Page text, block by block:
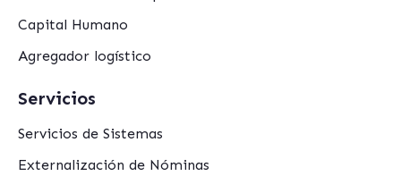
Capital Humano
Agregador logístico
Servicios
Servicios de Sistemas
Externalización de Nóminas